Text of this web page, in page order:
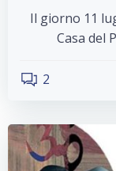
Il giorno 11
Casa del
2